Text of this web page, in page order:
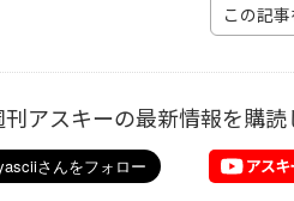
この記
刊アスキーの最新情報を購読